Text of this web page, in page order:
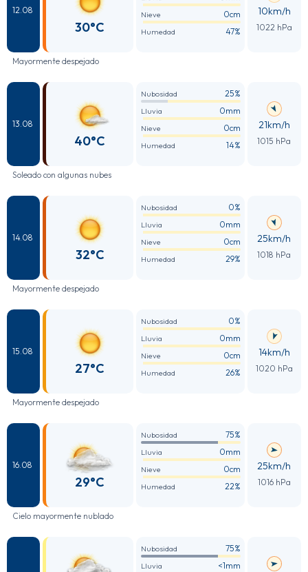
12.08
30°C
Nieve 0cm
Humedad 47%
10km/h
1022 hPa
Mayormente despejado
13.08
40°C
Nubosidad 25%
Lluvia 0mm
Nieve 0cm
Humedad 14%
21km/h
1015 hPa
Soleado con algunas nubes
14.08
32°C
Nubosidad 0%
Lluvia 0mm
Nieve 0cm
Humedad 29%
25km/h
1018 hPa
Mayormente despejado
15.08
27°C
Nubosidad 0%
Lluvia 0mm
Nieve 0cm
Humedad 26%
14km/h
1020 hPa
Mayormente despejado
16.08
29°C
Nubosidad 75%
Lluvia 0mm
Nieve 0cm
Humedad 22%
25km/h
1016 hPa
Cielo mayormente nublado
Nubosidad 75%
Lluvia <1mm